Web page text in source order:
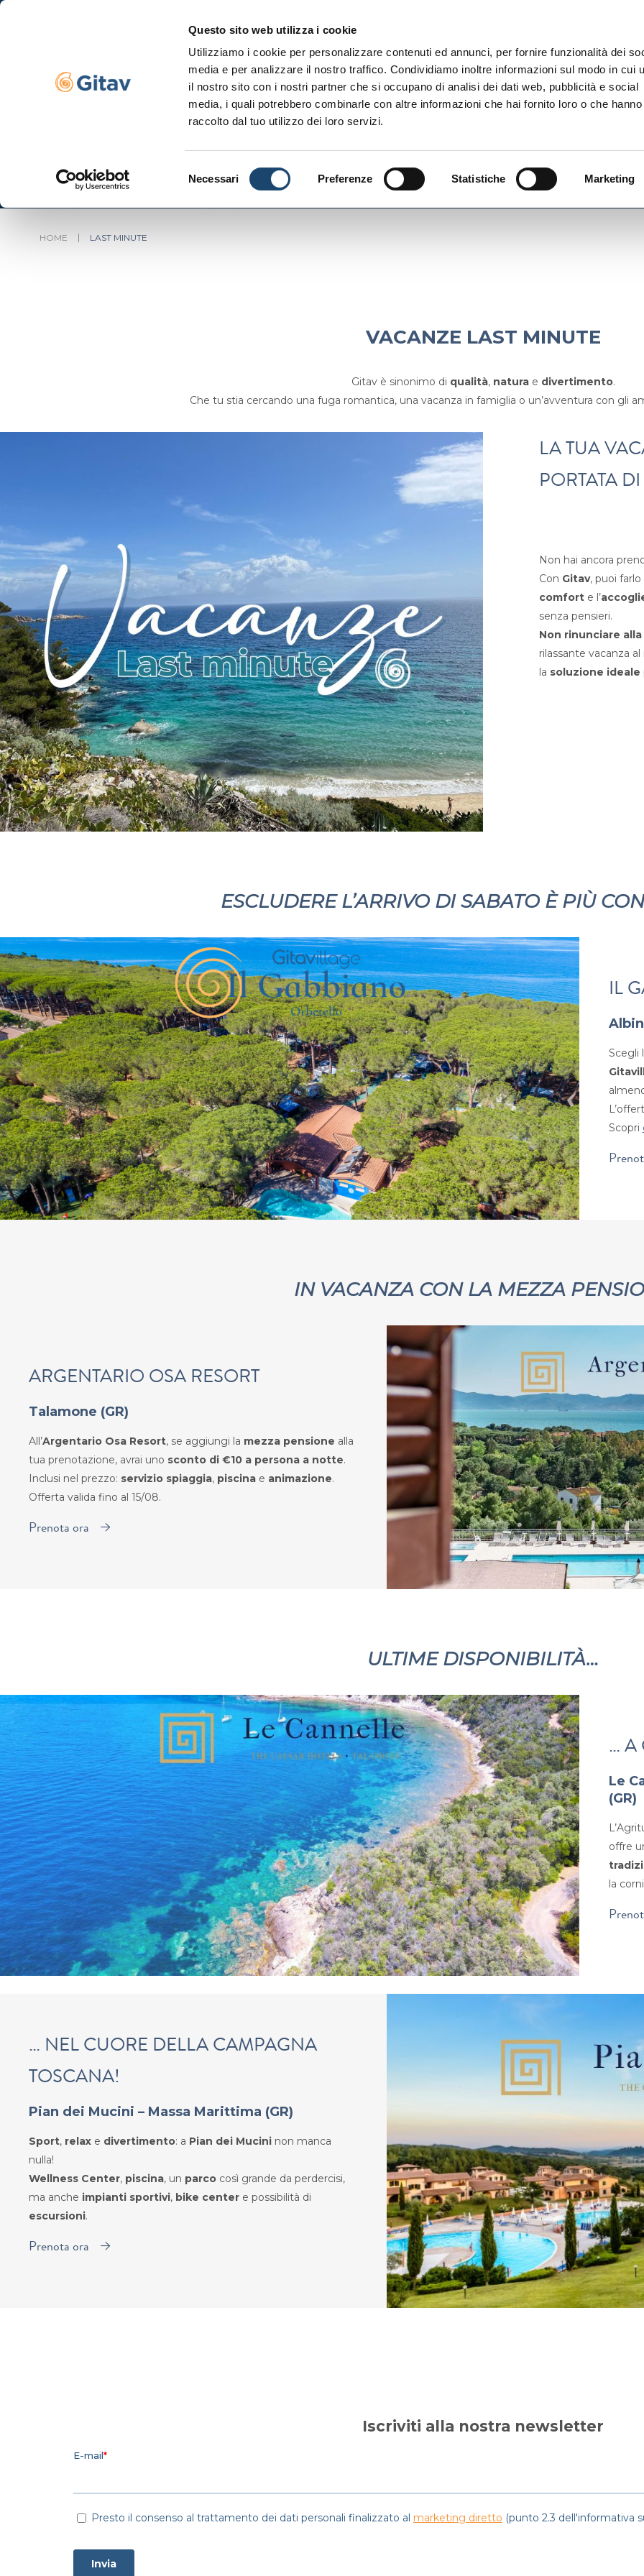
Questo sito web utilizza i cookie
Utilizziamo i cookie per personalizzare contenuti ed annunci, per fornire funzionalità dei
media e per analizzare il nostro traffico. Condividiamo inoltre informazioni sul modo in cui
il nostro sito con i nostri partner che si occupano di analisi dei dati web, pubblicità e social
media, i quali potrebbero combinarle con altre informazioni che hai fornito loro o che hanno
raccolto dal tuo utilizzo dei loro servizi.
del
Necessari Preferenze Statistiche Marketing
Navigazione servizi
HOME LAST MINUTE
VACANZE LAST MINUTE
Gitav è sinonimo di qualità, natura e divertimento.
Che tu stia cercando una fuga romantica, una vacanza in famiglia o un’avventura con gli
LA TUA
PORTATA
Non hai ancora
Con Gitav, puoi farlo
comfort e l’
senza pensieri.
Non rinunciare
rilassante vacanza
la soluzione ideale
ESCLUDERE L’ARRIVO DI SABATO È PIÙ
IL
Scegli
Scopri
IN VACANZA CON LA MEZZA
ARGENTARIO OSA RESORT
Talamone (GR)
All’Argentario Osa Resort, se aggiungi la mezza pensione alla
tua prenotazione, avrai uno sconto di €10 a persona a notte.
Inclusi nel prezzo: servizio spiaggia, piscina e animazione.
Offerta valida fino al 15/08.
Prenota ora
ULTIME DISPONIBILITÀ…
… A
Le
(GR)
offre
la
… NEL CUORE DELLA CAMPAGNA
TOSCANA!
Pian dei Mucini – Massa Marittima (GR)
Sport, relax e divertimento: a Pian dei Mucini non manca
nulla!
Wellness Center, piscina, un parco così grande da perdercisi,
ma anche impianti sportivi, bike center e possibilità di
escursioni.
Prenota ora
Iscriviti alla nostra newsletter